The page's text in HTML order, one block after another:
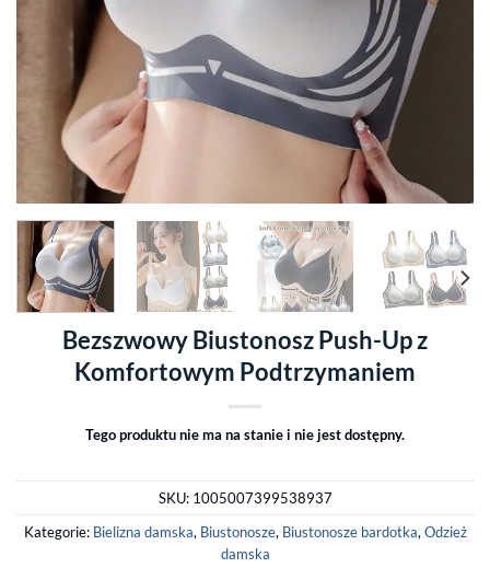
Bezszwowy Biustonosz Push-Up z
Komfortowym Podtrzymaniem
Tego produktu nie ma na stanie i nie jest dostępny.
SKU: 1005007399538937
Kategorie: Bielizna damska, Biustonosze, Biustonosze bardotka, Odzież
damska